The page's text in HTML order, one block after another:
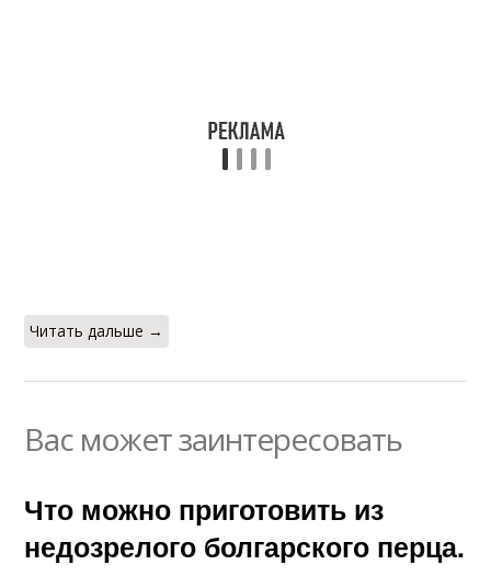
Читать дальше →
Вас может заинтересовать
Что можно приготовить из
недозрелого болгарского перца.